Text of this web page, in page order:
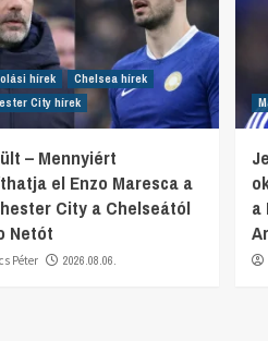
hírek
Chelsea hírek
City hírek
– Mennyiért
el Enzo Maresca a
City a Chelseától
Netót
Péter 2026.08.06.
a